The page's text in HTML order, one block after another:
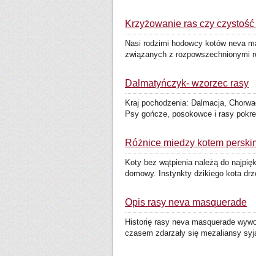
Krzyżowanie ras czy
Nasi rodzimi hodowcy kotów neva
związanych z rozpowszechnionymi
Dalmatyńczyk- wzorzec rasy
Kraj pochodzenia: Dalmacja,
Psy gończe, posokowce i rasy
Różnice miedzy kotem
Koty bez wątpienia należą do
domowy. Instynkty dzikiego kota
Opis rasy neva masquerade
Historię rasy neva masquerade
czasem zdarzały się mezaliansy